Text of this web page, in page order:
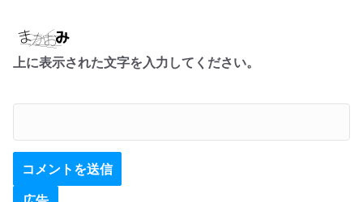
上に表示された文字を入力してください。